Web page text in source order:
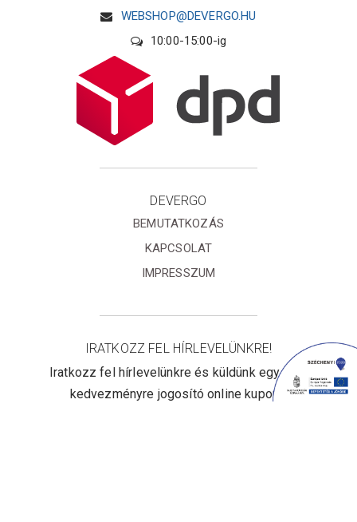
WEBSHOP@DEVERGO.HU
10:00-15:00-ig
DEVERGO
BEMUTATKOZÁS
KAPCSOLAT
IMPRESSZUM
IRATKOZZ FEL HÍRLEVELÜNKRE!
Iratkozz fel hírlevelünkre és küldünk egy 10%
kedvezményre jogosító online kupont!